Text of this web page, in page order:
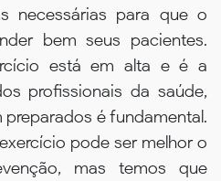
necessárias para que o
bem seus pacientes.
está em alta e é a
profissionais da saúde,
é fundamental.
pode ser melhor o
mas temos que